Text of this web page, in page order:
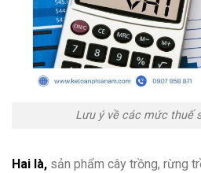
Lưu ý về các mức thuế
Hai là, sản phẩm cây trồng, rừng